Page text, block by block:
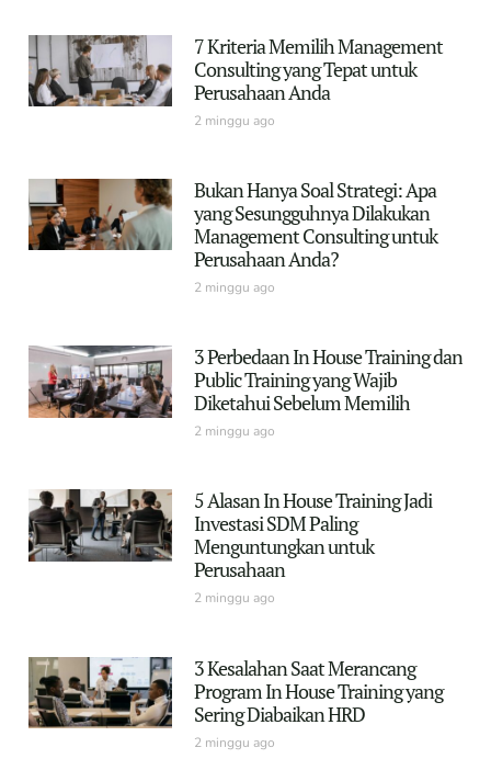
7 Kriteria Memilih Management
Consulting yang Tepat untuk
Perusahaan Anda
2 minggu ago
Bukan Hanya Soal Strategi: Apa
yang Sesungguhnya Dilakukan
Management Consulting untuk
Perusahaan Anda?
2 minggu ago
3 Perbedaan In House Training dan
Public Training yang Wajib
Diketahui Sebelum Memilih
2 minggu ago
5 Alasan In House Training Jadi
Investasi SDM Paling
Menguntungkan untuk
Perusahaan
2 minggu ago
3 Kesalahan Saat Merancang
Program In House Training yang
Sering Diabaikan HRD
2 minggu ago